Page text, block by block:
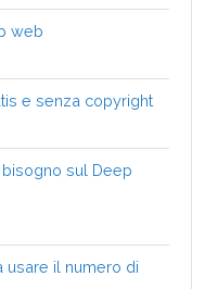
web
e senza copyright
sul Deep
usare il numero di